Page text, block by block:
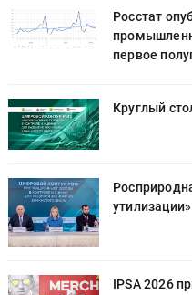
Росстат
первое
Круглый
утилизации»
IPSA 2026